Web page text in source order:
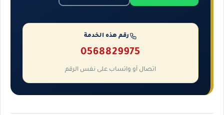
رقم هذه الخدمة
0568829975
اتصال أو واتساب على نفس الرقم